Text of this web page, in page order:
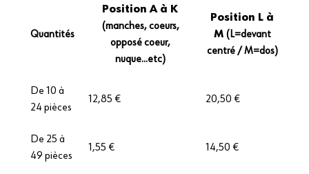
Quantités
Position A à K
(manches, coeurs,
opposé coeur,
nuque...etc)
Position L à
M(L=devant
centré / M=dos)
De 10 à
24 pièces
12,85 € 20,50 €
De 25 à
49 pièces
1,55 € 14,50 €